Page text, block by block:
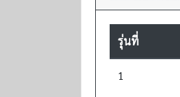
รุ่นที่
1